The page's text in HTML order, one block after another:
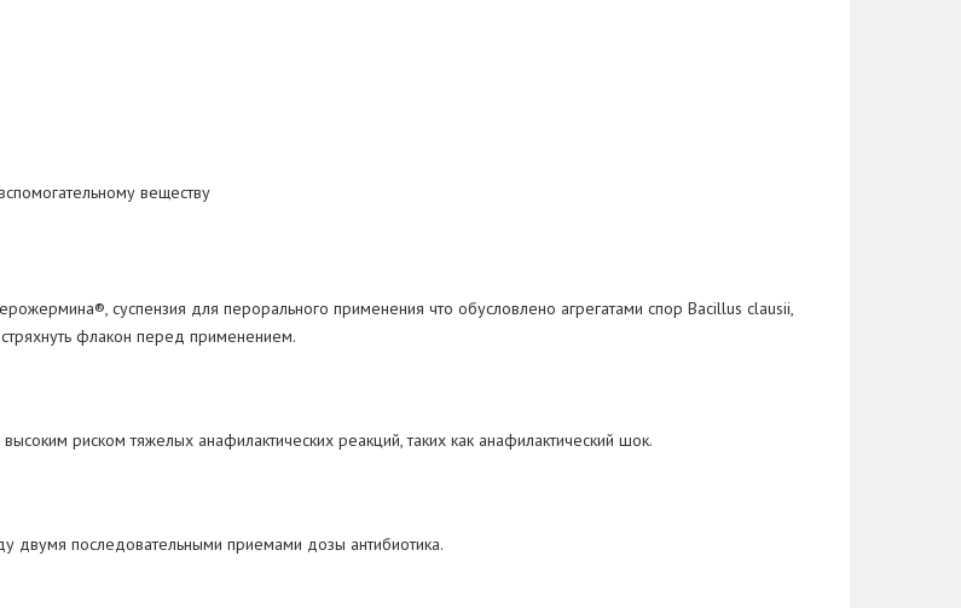
веществу
®, cуспензия для перорального применения что обусловлено агрегатами спор Bacillus clausii,
флакон перед применением.
риском тяжелых анафилактических реакций, таких как анафилактический шок.
двумя последовательными приемами дозы антибиотика.